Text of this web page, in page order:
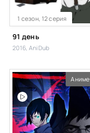
1 сезон, 12 серия
91 день
2016, AniDub
Аниме